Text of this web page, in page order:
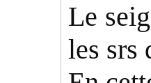
Le
les srs